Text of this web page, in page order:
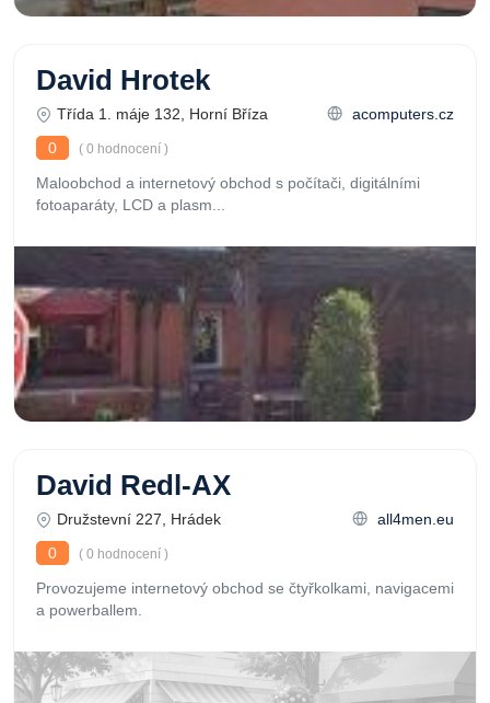
David Hrotek
Třída 1. máje 132, Horní Bříza
acomputers.cz
0
( 0 hodnocení )
Maloobchod a internetový obchod s počítači, digitálními
fotoaparáty, LCD a plasm...
David Redl-AX
Družstevní 227, Hrádek
all4men.eu
0
( 0 hodnocení )
Provozujeme internetový obchod se čtyřkolkami, navigacemi
a powerballem.